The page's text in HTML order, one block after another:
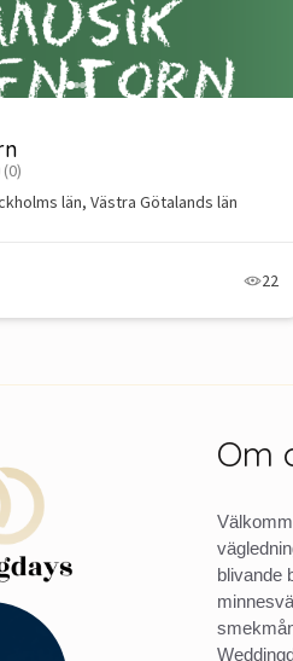
(0)
län, Västra Götalands län
22
Om
blivande